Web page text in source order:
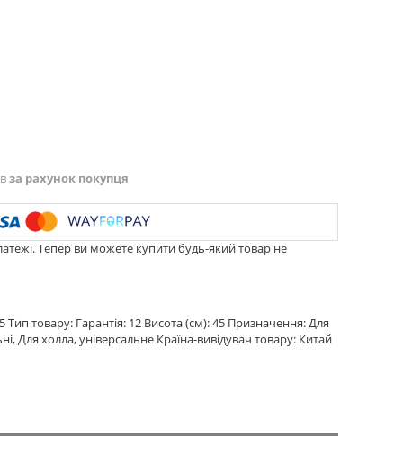
за рахунок покупця
Тепер ви можете купити будь-який товар не
товару: Гарантія: 12 Висота (см): 45 Призначення: Для
Для холла, універсальне Країна-вивідувач товару: Китай